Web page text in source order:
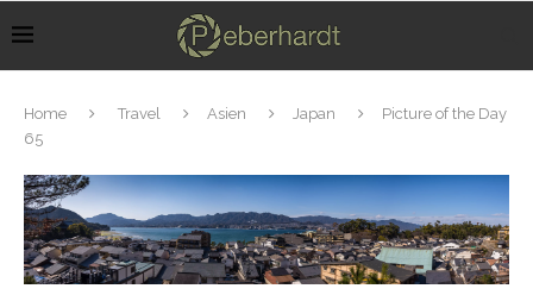
Home Travel Asien Japan
Picture of the Day
65